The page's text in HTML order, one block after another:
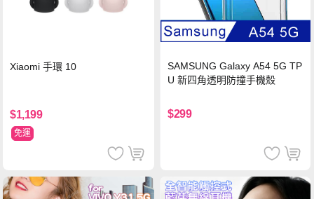
Xiaomi 手環 10
$1,199
免運
SAMSUNG Galaxy A54 5G TP
U 新四角透明防撞手機殼
$299